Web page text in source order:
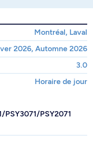
Montréal, Laval
2026, Automne 2026
3.0
Horaire de jour
PSY3071/PSY2071